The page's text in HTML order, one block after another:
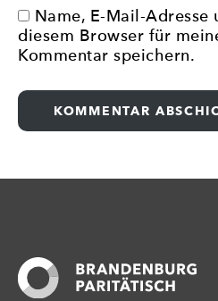
Name, E-Mail-Adresse
diesem Browser für
Kommentar speichern.